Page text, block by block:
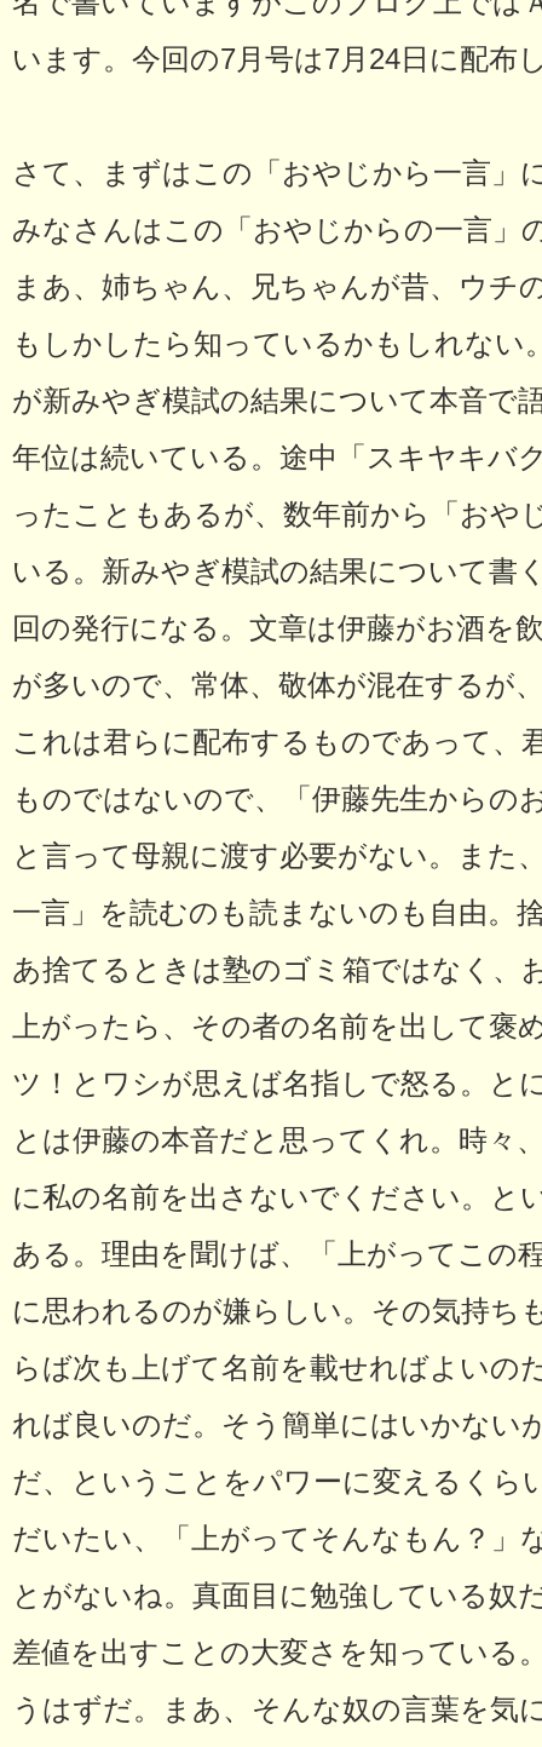
います。今回の7月号は7月24日に配布
さて、まずはこの「おやじから一言」
みなさんはこの「おやじからの一言」
まあ、姉ちゃん、兄ちゃんが昔、ウチ
もしかしたら知っているかもしれない
が新みやぎ模試の結果について本音で
年位は続いている。途中「スキヤキバ
ったこともあるが、数年前から「おや
いる。新みやぎ模試の結果について書
回の発行になる。文章は伊藤がお酒を
が多いので、常体、敬体が混在するが
これは君らに配布するものであって、
ものではないので、「伊藤先生からの
と言って母親に渡す必要がない。また
一言」を読むのも読まないのも自由。
あ捨てるときは塾のゴミ箱ではなく、
上がったら、その者の名前を出して褒
ツ！とワシが思えば名指しで怒る。と
とは伊藤の本音だと思ってくれ。時々
に私の名前を出さないでください。と
ある。理由を聞けば、「上がってこの
に思われるのが嫌らしい。その気持ち
らば次も上げて名前を載せればよいの
れば良いのだ。そう簡単にはいかない
だ、ということをパワーに変えるくら
だいたい、「上がってそんなもん？」
とがないね。真面目に勉強している奴
差値を出すことの大変さを知っている
うはずだ。まあ、そんな奴の言葉を気